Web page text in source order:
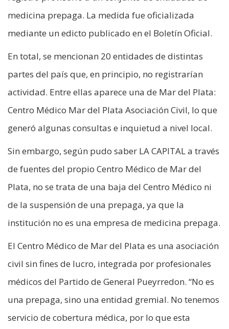
medicina prepaga. La medida fue oficializada
mediante un edicto publicado en el Boletín Oficial.
En total, se mencionan 20 entidades de distintas
partes del país que, en principio, no registrarían
actividad. Entre ellas aparece una de Mar del Plata:
Centro Médico Mar del Plata Asociación Civil, lo que
generó algunas consultas e inquietud a nivel local.
Sin embargo, según pudo saber LA CAPITAL a través
de fuentes del propio Centro Médico de Mar del
Plata, no se trata de una baja del Centro Médico ni
de la suspensión de una prepaga, ya que la
institución no es una empresa de medicina prepaga.
El Centro Médico de Mar del Plata es una asociación
civil sin fines de lucro, integrada por profesionales
médicos del Partido de General Pueyrredon. “No es
una prepaga, sino una entidad gremial. No tenemos
servicio de cobertura médica, por lo que esta